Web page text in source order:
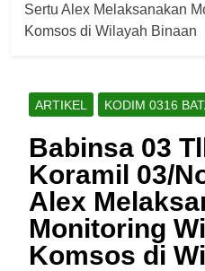
Sertu Alex Melaksanakan
Komsos di Wilayah Binaan
ARTIKEL KODIM 0316
Babinsa 03
Koramil 03/
Alex
Monitoring
Komsos di